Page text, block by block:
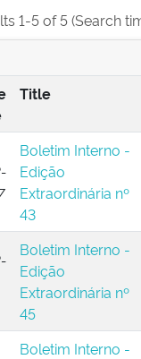
1-5 of 5 (Search
Title
Boletim Interno -
Edição
Extraordinária nº
43
Boletim Interno -
Edição
Extraordinária nº
45
Boletim Interno -